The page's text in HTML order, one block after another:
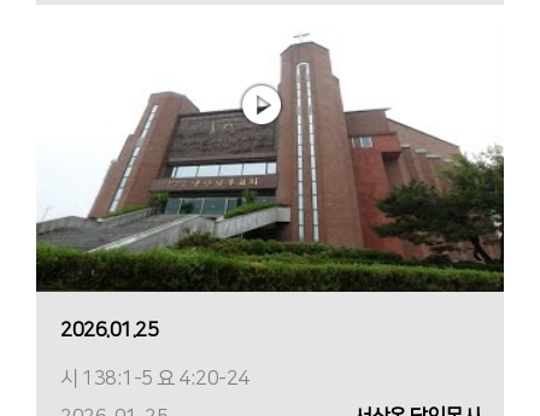
2026.01.25
시 138:1-5 요 4:20-24